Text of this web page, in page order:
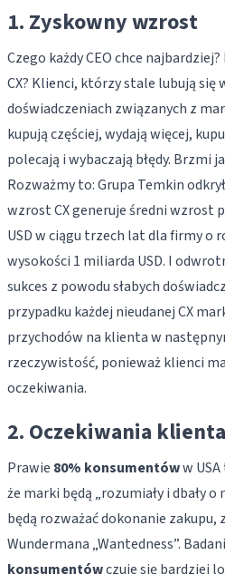
1. Zyskowny wzrost
Czego każdy CEO chce
CX? Klienci, którzy stale lubują się
doświadczeniach związanych z
kupują częściej, wydają więcej,
polecają i wybaczają błędy. Brzmi
Rozważmy to: Grupa Temkin
wzrost CX generuje średni wzrost
USD w ciągu trzech lat dla firmy o
wysokości 1 miliarda USD. I
sukces z powodu słabych
przypadku każdej nieudanej CX
przychodów na klienta w
rzeczywistość, ponieważ klienci
oczekiwania.
2. Oczekiwania klienta
Prawie 80% konsumentóww
że marki będą „rozumiały i dbały
będą rozważać dokonanie zakupu,
Wundermana „Wantedness”.
konsumentówczuje się bardziej